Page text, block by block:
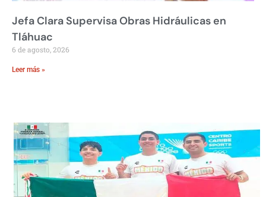
Jefa Clara Supervisa Obras Hidráulicas en
Tláhuac
6 de agosto, 2026
Leer más »